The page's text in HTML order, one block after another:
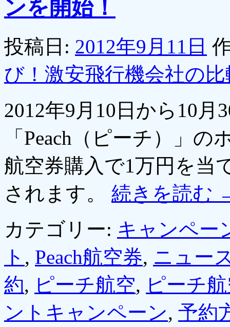
ンを開始！
投稿日: 2012年9月11日
び！激安飛行機会社の
2012年9月10日から10
「Peach（ピーチ）」
航空券購入で1万円を当
されます。 続きを読む
カテゴリー: キャンペー
ト , Peach航空券, ニュー
約, ピーチ航空, ピーチ
ントキャンペーン, 予約